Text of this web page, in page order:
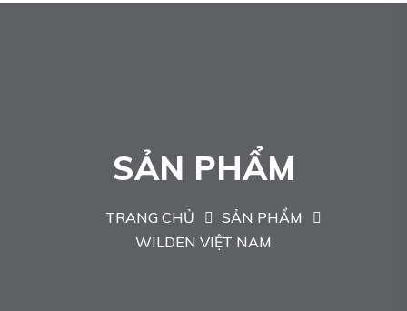
SẢN PHẨM
TRANG CHỦ
SẢN PHẨM
WILDEN VIỆT NAM